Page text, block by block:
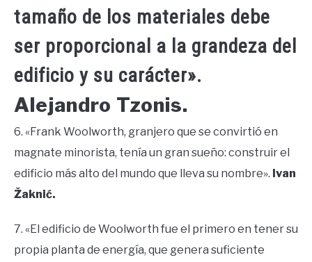
tamaño de los materiales debe
ser proporcional a la grandeza del
edificio y su carácter».
Alejandro Tzonis.
6. «Frank Woolworth, granjero que se convirtió en
magnate minorista, tenía un gran sueño: construir el
edificio más alto del mundo que lleva su nombre». Ivan
Žaknić.
7. «El edificio de Woolworth fue el primero en tener su
propia planta de energía, que genera suficiente